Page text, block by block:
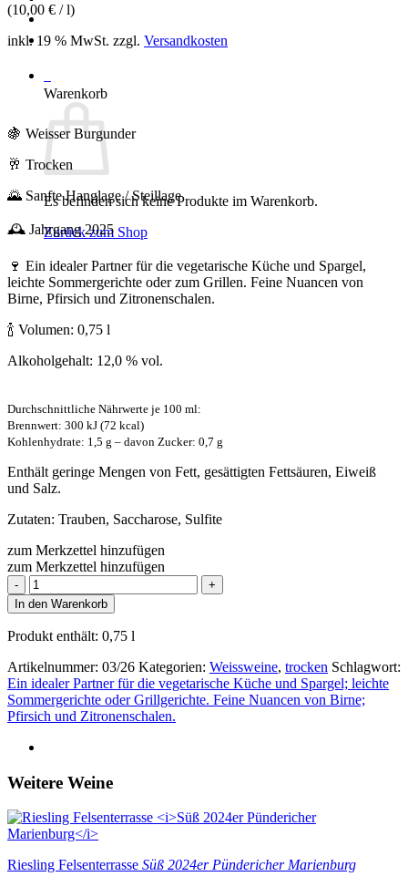
News
Kontakt
Warenkorb
Es befinden sich keine Produkte im Warenkorb.
Zurück zum Shop
(10,00 € /l)
inkl. 19 % MwSt. zzgl. Versandkosten
🍇 Weisser Burgunder
🥂 Trocken
🌄 Sanfte Hanglage / Steillage
🕰️ Jahrgang 2025
🍷 Ein idealer Partner für die vegetarische Küche und Spargel,
leichte Sommergerichte oder zum Grillen. Feine Nuancen von
Birne, Pfirsich und Zitronenschalen.
🍾 Volumen: 0,75 l
Alkoholgehalt: 12,0 % vol.
Durchschnittliche Nährwerte je 100 ml:
Brennwert: 300 kJ (72 kcal)
Kohlenhydrate: 1,5 g – davon Zucker: 0,7 g
Enthält geringe Mengen von Fett, gesättigten Fettsäuren, Eiweiß
und Salz.
Zutaten: Trauben, Saccharose, Sulfite
zum Merkzettel hinzufügen
zum Merkzettel hinzufügen
Weisser
Burgunder
Trocken
2025er
In den Warenkorb
Produkt enthält: 0,75 l
Artikelnummer: 03/26 Kategorien: Weissweine, trocken Schlagwort:
Ein idealer Partner für die vegetarische Küche und Spargel; leichte
Sommergerichte oder Grillgerichte. Feine Nuancen von Birne;
Pfirsich und Zitronenschalen.
Weitere Weine
Riesling Felsenterrasse Süß 2024er Pündericher Marienburg